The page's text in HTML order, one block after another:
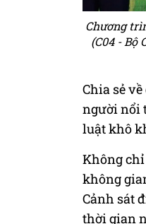
Chương
(C04 - Bộ
Chia sẻ
người nổi
luật khô
Không
không
Cảnh sát
thời gian